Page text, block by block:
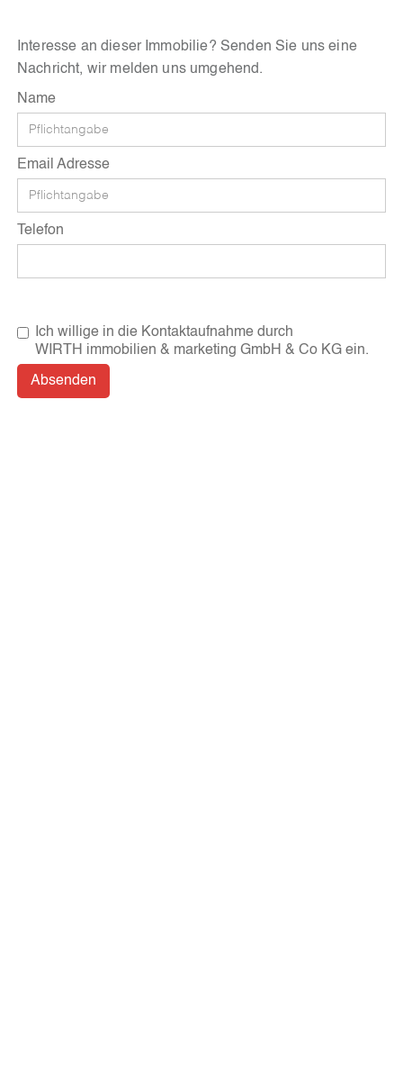
Interesse an dieser Immobilie? Senden Sie uns eine
Nachricht, wir melden uns umgehend.
Name
Email Adresse
Telefon
Ich willige in die Kontaktaufnahme durch
WIRTH immobilien & marketing GmbH & Co KG ein.